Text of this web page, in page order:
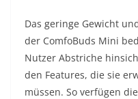
Das geringe Gewicht
der ComfoBuds Mini
Nutzer Abstriche
den Features, die sie
müssen. So verfügen